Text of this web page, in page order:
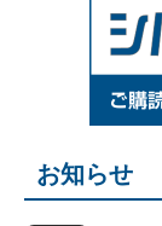
お知らせ